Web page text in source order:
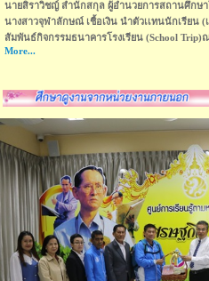
นายสิราวิชญ์ สำนักสกุล ผู้อำนวยการสถานศึกษา
นางสาวจุฬาลักษณ์ เชื้อเงิน นำตัวเเทนนักเรียน
สัมพันธ์กิจกรรมธนาคารโรงเรียน (School Trip)
More...